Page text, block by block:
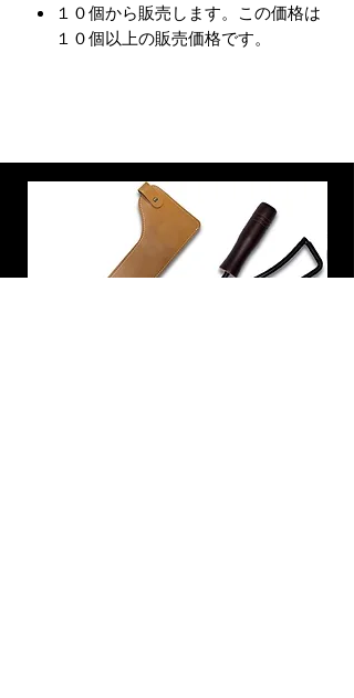
１０個から販売します。この価格は
１０個以上の販売価格です。